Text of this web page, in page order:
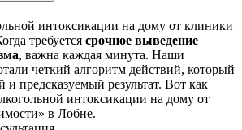
интоксикации на дому от клиники
требуется срочное выведение
, важна каждая минута. Наши
четкий алгоритм действий, который
и предсказуемый результат. Вот как
интоксикации на дому от
в Лобне.